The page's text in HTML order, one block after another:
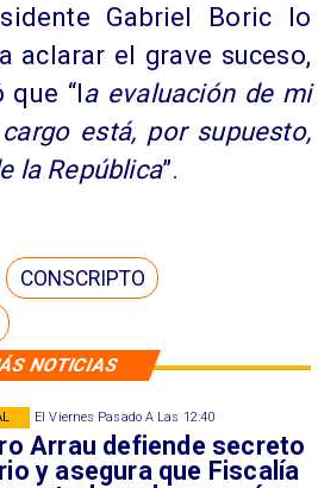
NOTICIAS
El Viernes Pasado A Las 12:40
Arrau defiende secreto
y asegura que Fiscalía
Gabriel Boric lo
aclarar el grave suceso,
que “la evaluación de mi
está, por supuesto,
la República”.
CONSCRIPTO